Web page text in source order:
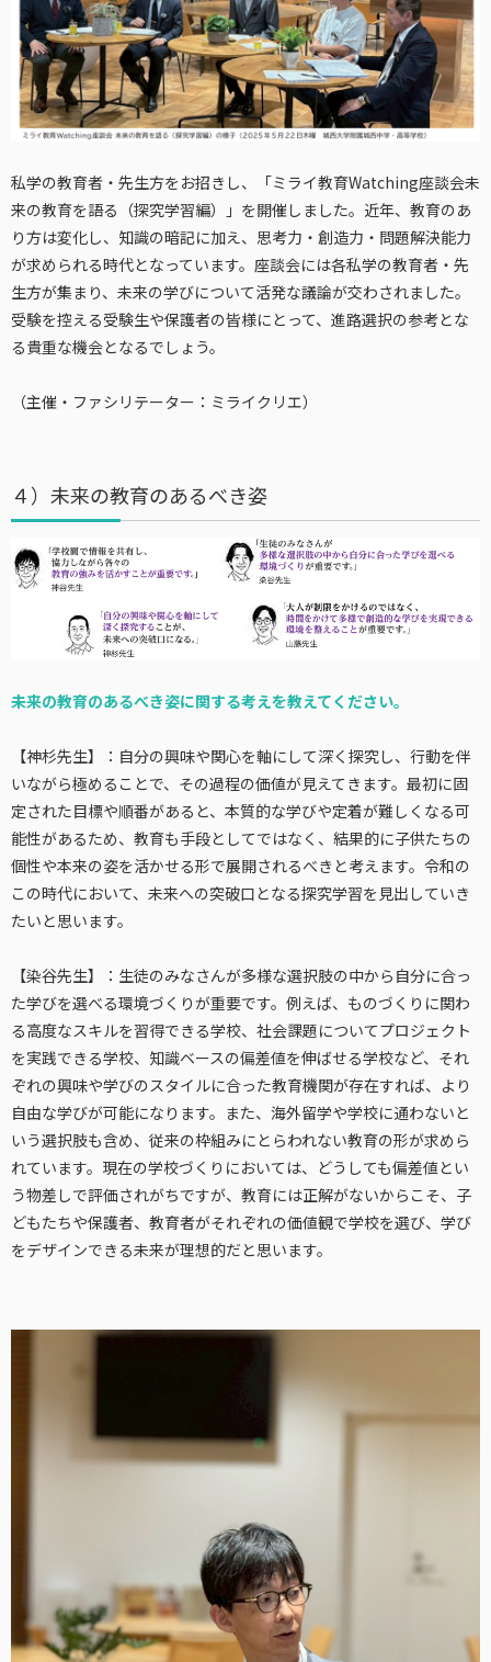
私学の教育者・先生方をお招きし、「ミライ教育Watching座談会未
来の教育を語る（探究学習編）」を開催しました。近年、教育のあ
り方は変化し、知識の暗記に加え、思考力・創造力・問題解決能力
が求められる時代となっています。座談会には各私学の教育者・先
生方が集まり、未来の学びについて活発な議論が交わされました。
受験を控える受験生や保護者の皆様にとって、進路選択の参考とな
る貴重な機会となるでしょう。
（主催・ファシリテーター：ミライクリエ）
４）未来の教育のあるべき姿
未来の教育のあるべき姿に関する考えを教えてください。
【神杉先生】：自分の興味や関心を軸にして深く探究し、行動を伴
いながら極めることで、その過程の価値が見えてきます。最初に固
定された目標や順番があると、本質的な学びや定着が難しくなる可
能性があるため、教育も手段としてではなく、結果的に子供たちの
個性や本来の姿を活かせる形で展開されるべきと考えます。令和の
この時代において、未来への突破口となる探究学習を見出していき
たいと思います。
【染谷先生】：生徒のみなさんが多様な選択肢の中から自分に合っ
た学びを選べる環境づくりが重要です。例えば、ものづくりに関わ
る高度なスキルを習得できる学校、社会課題についてプロジェクト
を実践できる学校、知識ベースの偏差値を伸ばせる学校など、それ
ぞれの興味や学びのスタイルに合った教育機関が存在すれば、より
自由な学びが可能になります。また、海外留学や学校に通わないと
いう選択肢も含め、従来の枠組みにとらわれない教育の形が求めら
れています。現在の学校づくりにおいては、どうしても偏差値とい
う物差しで評価されがちですが、教育には正解がないからこそ、子
どもたちや保護者、教育者がそれぞれの価値観で学校を選び、学び
をデザインできる未来が理想的だと思います。